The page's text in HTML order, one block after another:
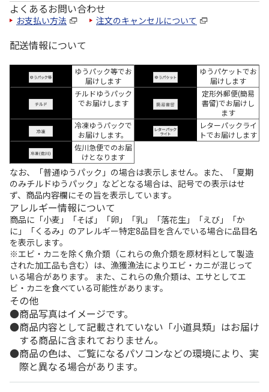
よくあるお問い合わせ
お支払い方法 注文のキャンセルについて
配送情報について
ゆうパック等でお
届けします
ゆうパケットでお
届けします
チルドゆうパック
でお届けします
定形外郵便(簡易
書留)でお届けし
ます
冷凍ゆうパックで
お届けします。
レターパックライ
トでお届けします
佐川急便でのお届
けとなります
なお、「普通ゆうパック」の場合は表示しません。また、「夏期
のみチルドゆうパック」などとなる場合は、記号での表示はせ
ず、商品内容欄にその旨を表示しています。
アレルギー情報について
商品に「小麦」「そば」「卵」「乳」「落花生」「えび」「か
に」「くるみ」のアレルギー特定8品目を含んでいる場合に品目名
を表示します。
※エビ・カニを除く魚介類（これらの魚介類を原材料として製造
された加工品も含む）は、漁獲漁法によりエビ・カニが混じって
いる場合があります。 また、これらの魚介類は、エサとしてエ
ビ・カニを食べている可能性があります。
その他
商品写真はイメージです。
商品内容として記載されていない「小道具類」はお届け
する商品に含まれておりません。
商品の色は、ご覧になるパソコンなどの環境により、実
際と異なる場合があります。